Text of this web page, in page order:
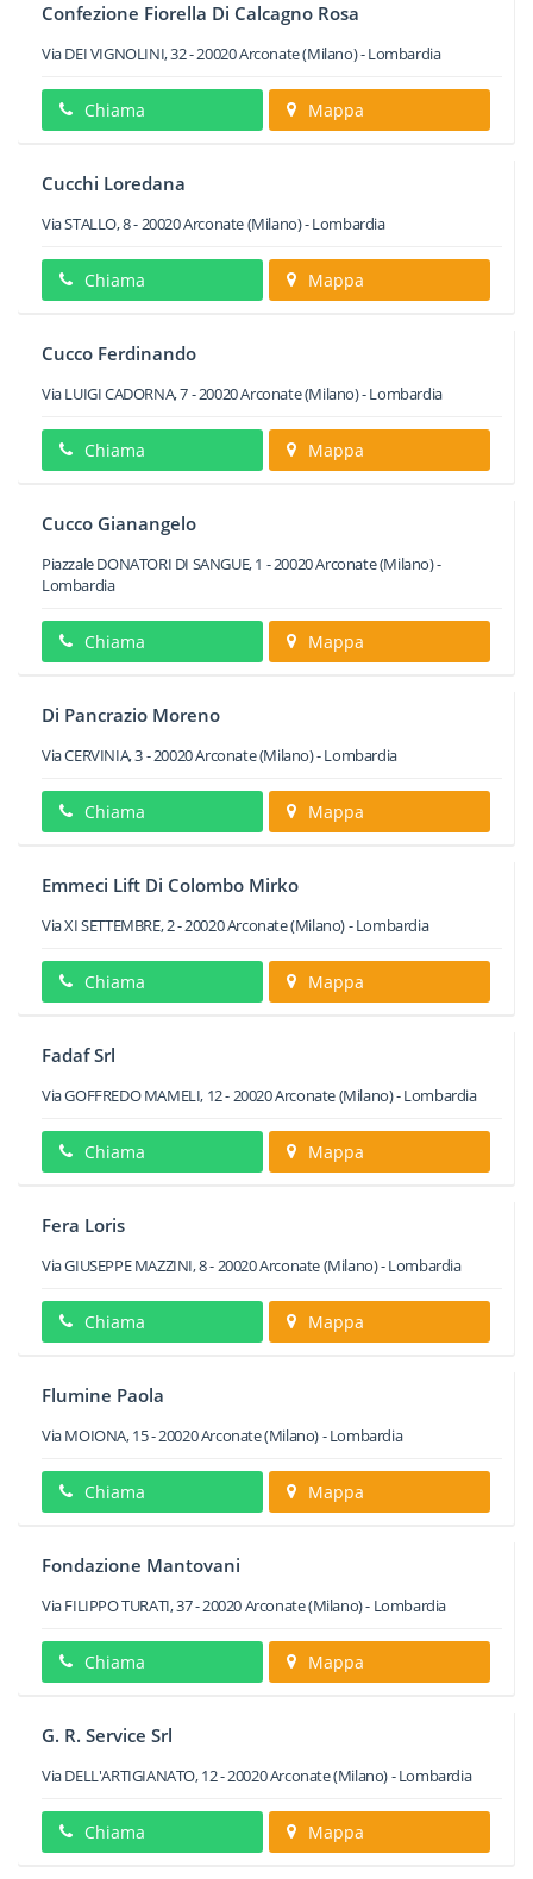
Confezione Fiorella Di Calcagno Rosa
Via DEI VIGNOLINI, 32-20020Arconate(Milano) -Lombardia
Chiama Mappa
Cucchi Loredana
Via STALLO, 8-20020Arconate(Milano) -Lombardia
Chiama Mappa
Cucco Ferdinando
Via LUIGI CADORNA, 7-20020Arconate(Milano) -Lombardia
Chiama Mappa
Cucco Gianangelo
Piazzale DONATORI DI SANGUE, 1 -20020Arconate(Milano) -
Lombardia
Chiama Mappa
Di Pancrazio Moreno
Via CERVINIA, 3-20020Arconate(Milano) -Lombardia
Chiama Mappa
Emmeci Lift Di Colombo Mirko
Via XI SETTEMBRE, 2-20020Arconate(Milano) -Lombardia
Chiama Mappa
Fadaf Srl
Via GOFFREDO MAMELI, 12-20020Arconate(Milano) -Lombardia
Chiama Mappa
Fera Loris
Via GIUSEPPE MAZZINI, 8-20020Arconate(Milano) -Lombardia
Chiama Mappa
Flumine Paola
Via MOIONA, 15-20020Arconate(Milano) -Lombardia
Chiama Mappa
Fondazione Mantovani
Via FILIPPO TURATI, 37-20020Arconate(Milano) - Lombardia
Chiama Mappa
G. R. Service Srl
Via DELL'ARTIGIANATO, 12-20020Arconate(Milano) -Lombardia
Chiama Mappa